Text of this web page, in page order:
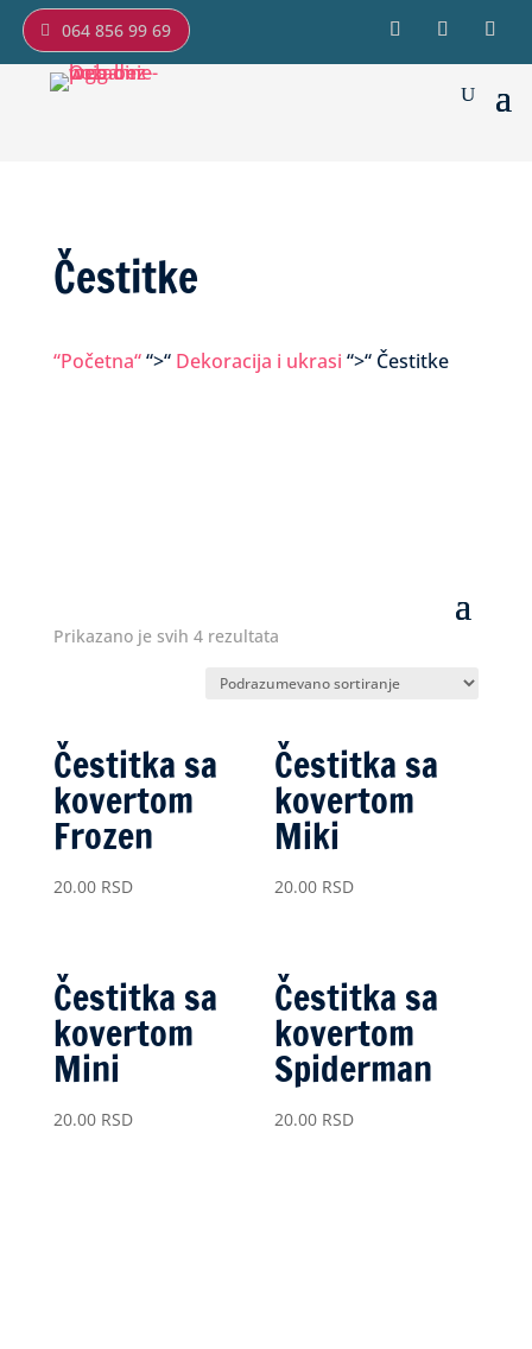
064 856 99 69
Čestitke
“Početna““>“ Dekoracija i ukrasi “>“ Čestitke
Prikazano je svih 4 rezultata
Čestitka sa
kovertom
Frozen
20.00RSD
Čestitka sa
kovertom
Miki
20.00 RSD
Čestitka sa
kovertom
Mini
20.00RSD
Čestitka sa
kovertom
Spiderman
20.00 RSD